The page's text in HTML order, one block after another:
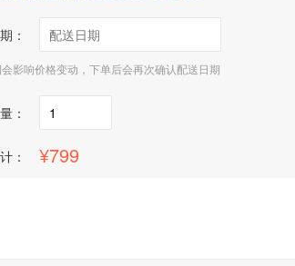
：
影响价格变动，下单后会再次确认配送日期
：
： 799